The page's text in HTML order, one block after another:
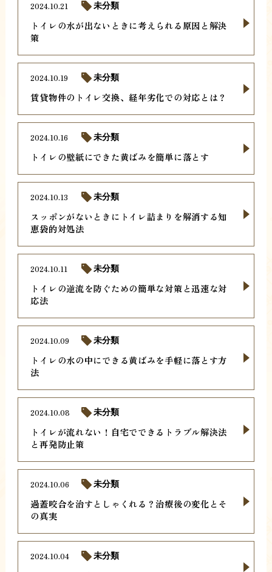
トイレの水が出ないときに考えられる原因と解決
策
2024.10.21 未分類
賃貸物件のトイレ交換、経年劣化での対応とは？
2024.10.19 未分類
トイレの壁紙にできた黄ばみを簡単に落とす
2024.10.16 未分類
スッポンがないときにトイレ詰まりを解消する知
恵袋的対処法
2024.10.13 未分類
トイレの逆流を防ぐための簡単な対策と迅速な対
応法
2024.10.11 未分類
トイレの水の中にできる黄ばみを手軽に落とす方
法
2024.10.09 未分類
トイレが流れない！自宅でできるトラブル解決法
と再発防止策
2024.10.08 未分類
過蓋咬合を治すとしゃくれる？治療後の変化とそ
の真実
2024.10.06 未分類
2024.10.04 未分類